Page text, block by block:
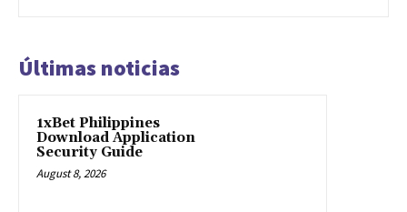
Últimas noticias
1xBet Philippines
Download Application
Security Guide
August 8, 2026